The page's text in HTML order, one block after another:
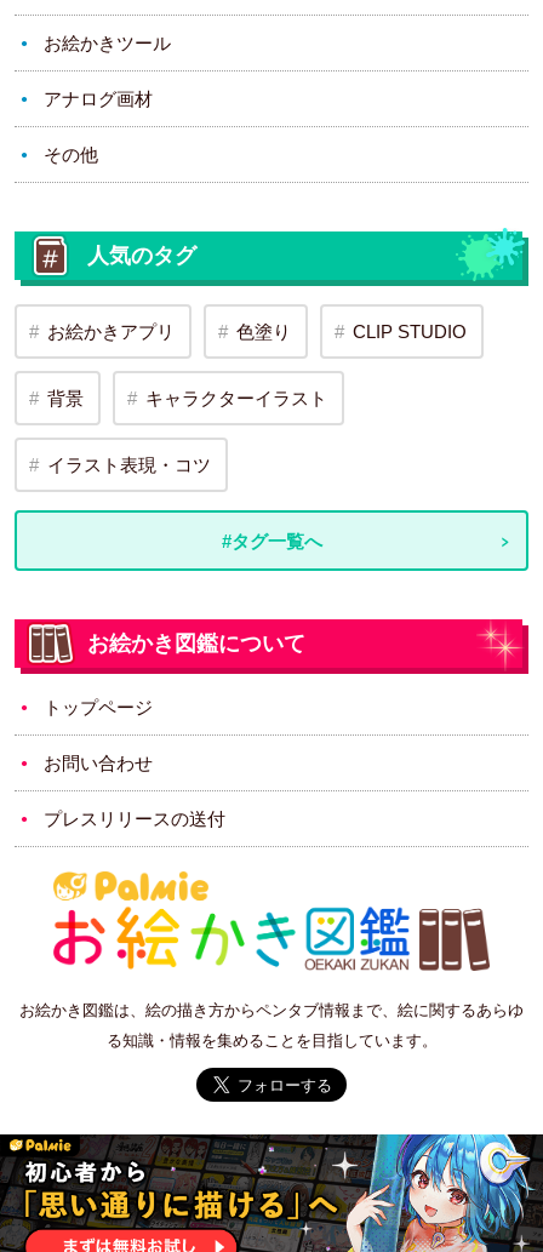
お絵かきツール
アナログ画材
その他
人気のタグ
お絵かきアプリ 色塗り CLIP STUDIO
背景 キャラクターイラスト
イラスト表現・コツ
#タグ一覧へ
お絵かき図鑑について
トップページ
お問い合わせ
プレスリリースの送付
お絵かき図鑑は、絵の描き方からペンタブ情報まで、絵に関するあらゆ
る知識・情報を集めることを目指しています。